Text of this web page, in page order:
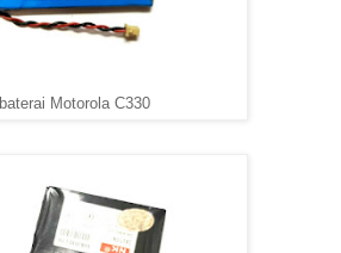
baterai Motorola C330